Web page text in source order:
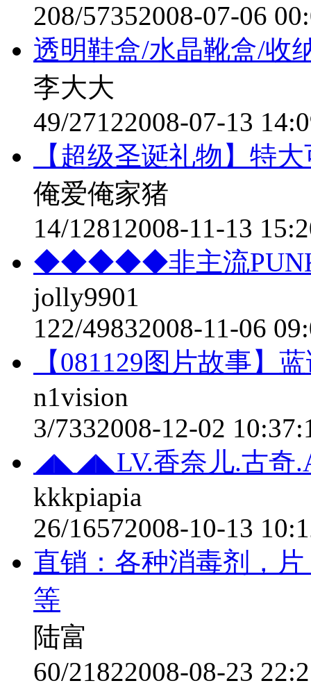
208/57352008-07-06
透明鞋盒/水晶靴盒/收
李大大
49/27122008-07-13
【超级圣诞礼物】特
俺爱俺家猪
14/12812008-11-13
◆◆◆◆◆非主流
jolly9901
122/49832008-11-06
【081129图片故事】
n1vision
3/7332008-12-02
◢◣◢◣LV.香奈儿.古
kkkpiapia
26/16572008-10-13
直销：各种消毒剂，
等
陆富
60/21822008-08-23